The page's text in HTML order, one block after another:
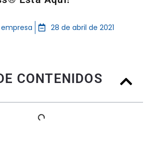
28 de abril de 2021
CONTENIDOS